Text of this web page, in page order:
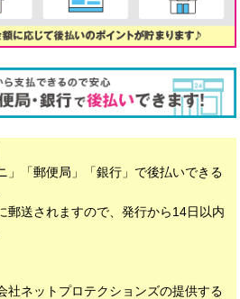
」「郵便局」「銀行」で後払いできる
郵送されますので、発行から14日以内
社ネットプロテクションズの提供する